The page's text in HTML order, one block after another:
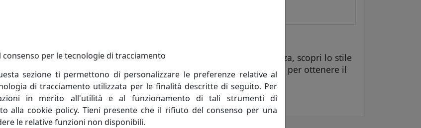
moderno.
di sconto
Complementi d'arredo che fanno la differenza, scopri lo stile
di Ottaviani Home. Usa il coupon
OTTAVIANI
per ottenere il
6% di sconto
termina mercoledì 30 settembre 2026
per le tecnologie di tracciamento
sezione ti permettono di personalizzare le preferenze relative al
di tracciamento utilizzata per le finalità descritte di seguito. Per
in merito all'utilità e al funzionamento di tali strumenti di
alla cookie policy. Tieni presente che il rifiuto del consenso per una
le relative funzioni non disponibili.